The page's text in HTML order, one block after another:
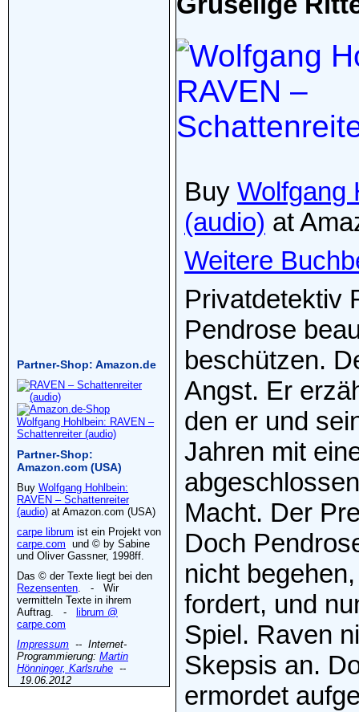
Buy Wolfgang
(audio) at
Weitere
Privatdetektiv
Pendrose
beschützen.
Angst. Er
den er und
Jahren mit
Macht. Der
Doch
nicht
fordert, und
Spiel. Raven
Skepsis an.
ermordet
Partner-Shop: Amazon.de
Wolfgang Hohlbein: RAVEN –
Schattenreiter (audio)
Partner-Shop:
Amazon.com (USA)
Buy Wolfgang Hohlbein:
RAVEN – Schattenreiter
(audio) at Amazon.com (USA)
carpe librum ist ein Projekt von
carpe.com und © by Sabine
und Oliver Gassner, 1998ff.
Das © der Texte liegt bei den
Rezensenten. - Wir
vermitteln Texte in ihrem
Auftrag. -
librum @
carpe.com
Impressum -- Internet-
Programmierung: Martin
Hönninger, Karlsruhe --
19.06.2012